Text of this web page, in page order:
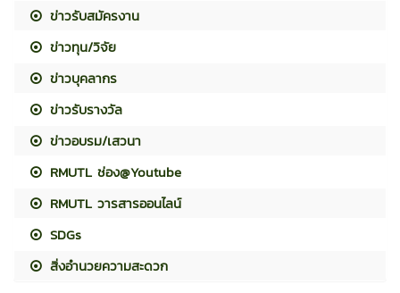
ข่าวรับสมัครงาน
ข่าวทุน/วิจัย
ข่าวบุคลากร
ข่าวรับรางวัล
ข่าวอบรม/เสวนา
RMUTL ช่อง@Youtube
RMUTL วารสารออนไลน์
SDGs
สิ่งอำนวยความสะดวก